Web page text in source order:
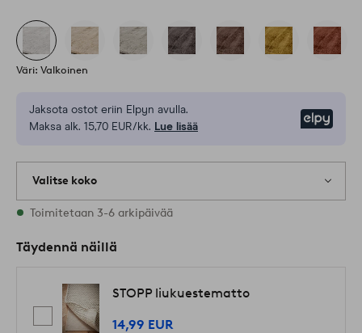
Väri: Valkoinen
Jaksota ostot eriin Elpyn avulla.
Maksa alk. 15,70 EUR/kk. Lue lisää
Valitse koko
Varastossa on kaikkia kokoja
Toimitetaan 3-6 arkipäivää
Täydennä näillä
STOPP liukuestematto
14,99 EUR